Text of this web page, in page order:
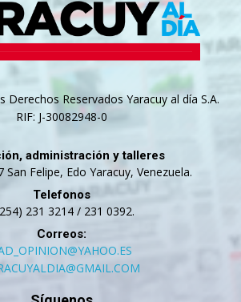
Reservados Yaracuy al día S.A.
RIF: J-30082948-0
administración y talleres
San Felipe, Edo Yaracuy, Venezuela.
Telefonos
231 3214 / 231 0392.
Correos: